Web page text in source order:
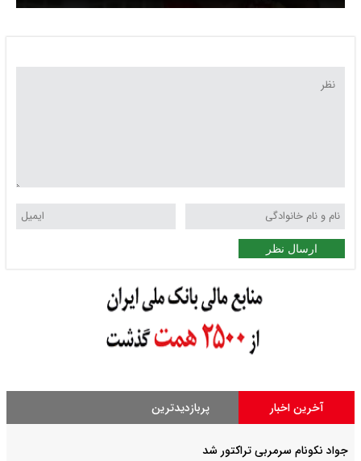
ارسال نظر
آخرین اخبار پربازدیدترین
جواد نکونام سرمربی تراکتور شد